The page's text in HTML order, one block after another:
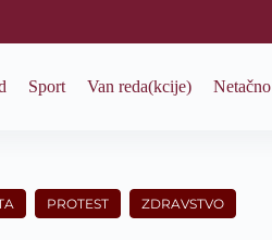
Sport Van reda(kcije) Netačno
PROTEST ZDRAVSTVO